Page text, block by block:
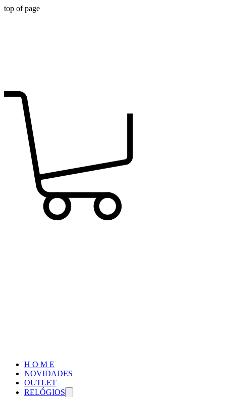
top of page
H O M E
NOVIDADES
OUTLET
RELÓGIOS